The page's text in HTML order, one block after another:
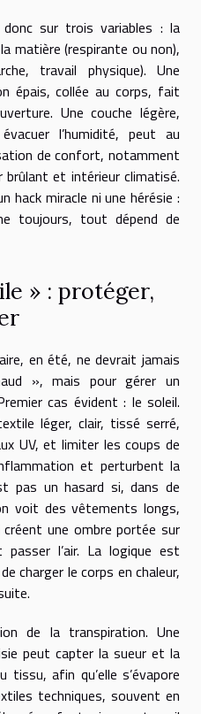
sur trois variables : la
matière (respirante ou non),
travail physique). Une
épais, collée au corps, fait
Une couche légère,
l’humidité, peut au
de confort, notamment
brûlant et intérieur climatisé.
hack miracle ni une hérésie :
toujours, tout dépend de
» : protéger,
en été, ne devrait jamais
», mais pour gérer un
cas évident : le soleil.
léger, clair, tissé serré,
UV, et limiter les coups de
et perturbent la
pas un hasard si, dans de
voit des vêtements longs,
une ombre portée sur
l’air. La logique est
charger le corps en chaleur,
de la transpiration. Une
peut capter la sueur et la
tissu, afin qu’elle s’évapore
techniques, souvent en